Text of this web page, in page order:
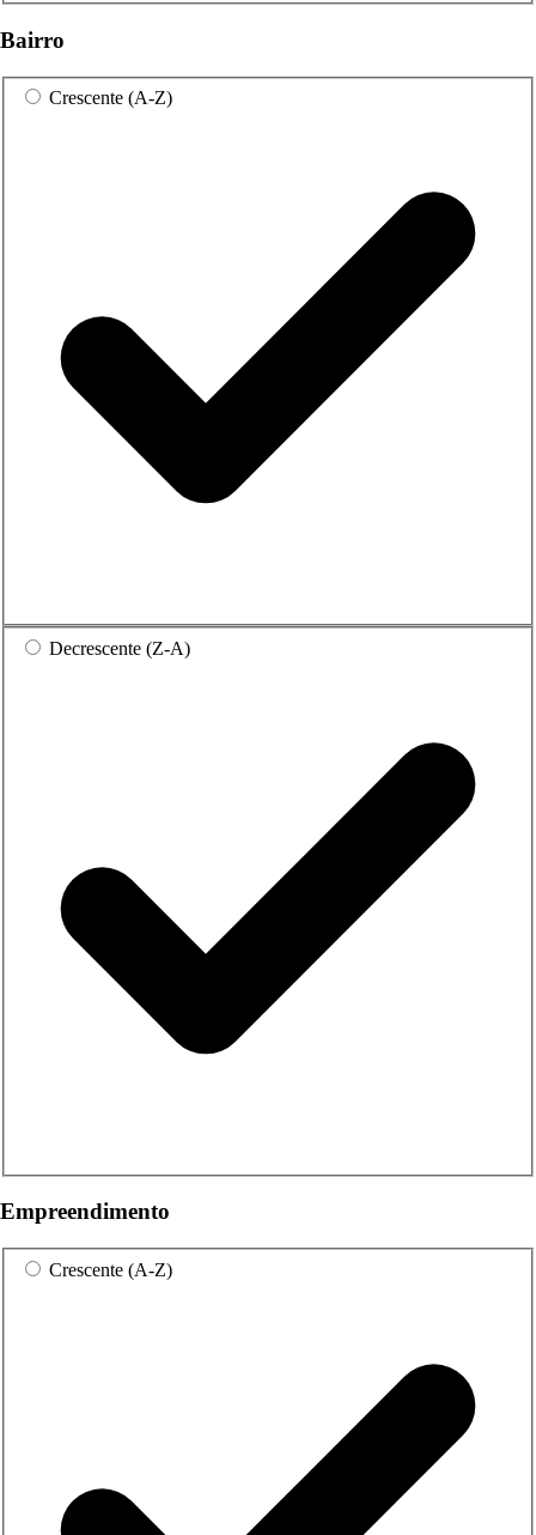
Bairro
Crescente (A-Z)
Decrescente (Z-A)
Empreendimento
Crescente (A-Z)